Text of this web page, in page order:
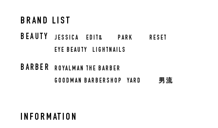
BRAND LIST
BEAUTY JESSICA EDIT& PARK
RESET
EYE BEAUTY
LIGHTNAILS
BARBER
ROYALMAN THE BARBER
GOODMAN BARBERSHOP
YARD 男流
INFORMATION